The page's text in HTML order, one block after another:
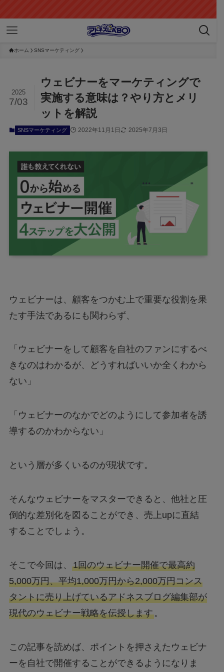
ホーム SNSマーケティング
ウェビナーをマーケティングで
実施する意味は？やり方とメリ
ットを解説
2025
7/03
SNSマーケティング 2022年11月1日 2025年7月3日
ウェビナーは、顧客をつかむ上で重要な役割を果
たす手法であるにも関わらず、
「ウェビナーをして顧客を自社のファンにするべ
きなのはわかるが、どうすればいいか全くわから
ない」
「ウェビナーのなかでどのようにして参加者を誘
導するのかわからない」
という層が多くいるのが現状です。
そんなウェビナーをマスターできると、他社と圧
倒的な差別化を図ることができ、売上upに直結
することでしょう。
そこで今回は、 1回のウェビナー開催で最高約
5,000万円、平均1,000万円から2,000万円コンス
タントに売り上げているアドネスブログ編集部が
現代のウェビナー戦略を伝授します。
この記事を読めば、ポイントを押さえたウェビナ
ーを自社で開催することができるようになりま